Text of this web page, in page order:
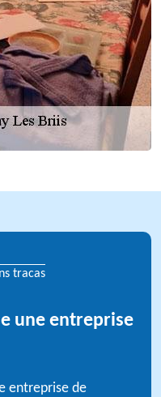
tracas
une entreprise
entreprise de